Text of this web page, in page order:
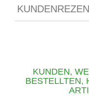
KUNDEN,
BESTELLTEN,